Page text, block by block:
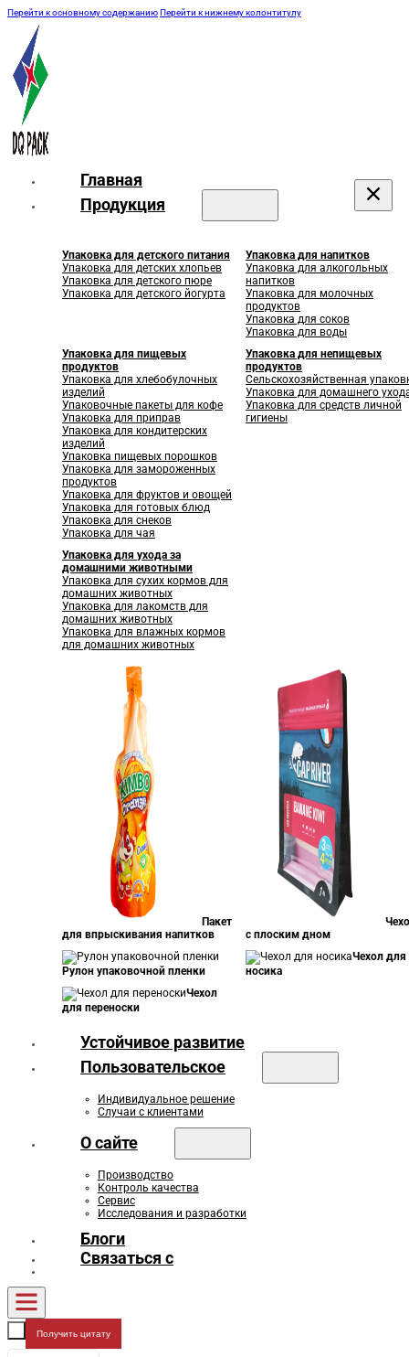
Перейти к основному содержаниюПерейти к нижнему колонтитулу
Главная
Продукция
Упаковка для детского питания
Упаковка для детских хлопьев
Упаковка для детского пюре
Упаковка для детского йогурта
Упаковка для напитков
Упаковка для алкогольных
напитков
Упаковка для молочных
продуктов
Упаковка для соков
Упаковка для воды
Упаковка для пищевых
продуктов
Упаковка для хлебобулочных
изделий
Упаковочные пакеты для кофе
Упаковка для приправ
Упаковка для кондитерских
изделий
Упаковка пищевых порошков
Упаковка для замороженных
продуктов
Упаковка для фруктов и овощей
Упаковка для готовых блюд
Упаковка для снеков
Упаковка для чая
Упаковка для непищевых
продуктов
Сельскохозяйственная
Упаковка для домашнего
Упаковка для средств личной
гигиены
Упаковка для ухода за
домашними животными
Упаковка для сухих кормов для
домашних животных
Упаковка для лакомств для
домашних животных
Упаковка для влажных кормов
для домашних животных
Пакет
для впрыскивания напитков
с плоским дном
Рулон упаковочной пленки
Чехол для
носика
Чехол
для переноски
Устойчивое развитие
Пользовательское
Индивидуальное решение
Случаи с клиентами
О сайте
Производство
Контроль качества
Сервис
Исследования и разработки
Блоги
Связаться с
Получить цитату